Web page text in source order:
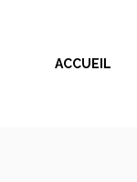
contenuACCUEIL